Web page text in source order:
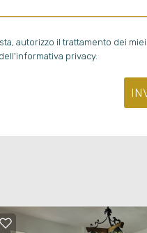
autorizzo il trattamento dei
privacy.